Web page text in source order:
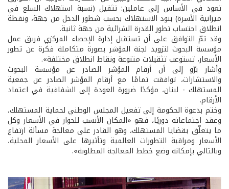
تعود في الأساس إلى عاملين: تثقيل (نسبة استهلاك السلع في
ميزانية الأسرة) بنود الاستهلاك بحسب شطور الدخل من جهة، ونقطة
انطلاق احتساب تطور القدرة الشرائية من جهة ثانية.
وقد تمّ التوافق على أن تستقبل إدارة الإحصاء المركزي فريق عمل
مؤسسة البحوث لتزويد لجنة المؤشر بصورة متكاملة فكرة عن تطور
الأسعار، تستوعب تثقيلات متنوعة ونقاط انطلاق مختلفة».
وأشار برّو إلى أن أرقام المؤشر الصادر عن مؤسسة البحوث
والاستشارات، توافقت تمامًا مع أرقام المؤشر الصادر عن جمعية
المستهلك - لبنان، مؤكدًا ضرورة العودة إلى الشفافية في اعتماد
الأرقام.
وختم بدعوة الحكومة إلى تفعيل المجلس الوطني لحماية المستهلك،
وعقد اجتماعاته دوريًا، فهو «المكان الأنسب للحوار في الأسعار وكل
ما يتعلّق بقضايا المستهلك، وهو القادر على معالجة مسألة ارتفاع
الأسعار ومراقبة التطورات العالمية وتأثيرها على الأسعار المحلية،
وبالتالي بإمكانه وضع خطط المعالجة المطلوبة».